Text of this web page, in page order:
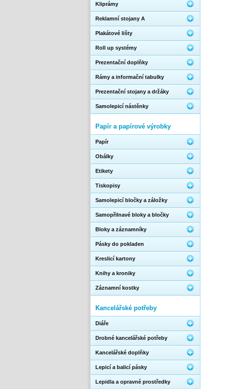
Kliprámy
Reklamní stojany A
Plakátové lišty
Roll up systémy
Prezentační doplňky
Rámy a informační tabulky
Prezentační stojany a držáky
Samolepicí nástěnky
Papír a papírové výrobky
Papír
Obálky
Etikety
Tiskopisy
Samolepicí bločky a záložky
Samopřilnavé bloky a bločky
Bloky a záznamníky
Pásky do pokladen
Kreslicí kartony
Knihy a kroniky
Záznamní kostky
Kancelářské potřeby
Diáře
Drobné kancelářské potřeby
Kancelářské doplňky
Lepicí a balicí pásky
Lepidla a opravné prostředky